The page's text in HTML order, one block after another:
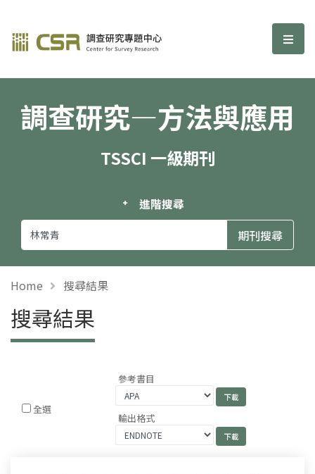
調查研究—方法與應用期刊 選
調查研究—方法與應用
TSSCI 一級期刊
進階搜尋
Home 搜尋結果
搜尋結果
全選
參考書目
輸出格式